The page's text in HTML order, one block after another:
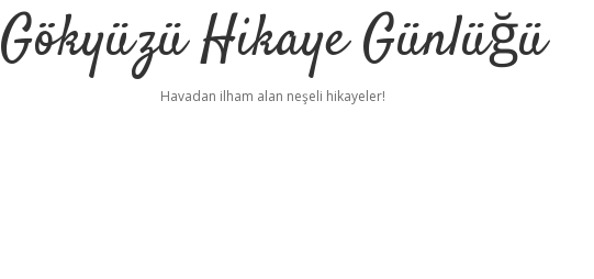
Gökyüzü Hikaye Günlüğü
Havadan ilham alan neşeli hikayeler!